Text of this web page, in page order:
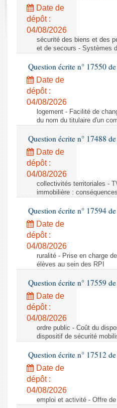
Rapports législatifs
Rapports sur l'application des
Baromètre de l’application des
Dossiers législatifs
Budget et sécurité sociale
Questions écrites et orales
Comptes rendus des débats
Date de
dépôt :
04/08/2026
sécurité des biens et des
et de secours - Systèmes
Question écrite n° 17550
Date de
dépôt :
04/08/2026
logement - Facilité de
du nom du titulaire d'un
Question écrite n° 17488
Date de
dépôt :
04/08/2026
collectivités territoriales -
immobilière :
Question écrite n° 17594
Date de
dépôt :
04/08/2026
ruralité - Prise en charge
élèves au sein des RPI
Question écrite n° 17559
Date de
dépôt :
04/08/2026
ordre public - Coût du
dispositif de sécurité
Question écrite n° 17512
Date de
dépôt :
04/08/2026
emploi et activité - Offre